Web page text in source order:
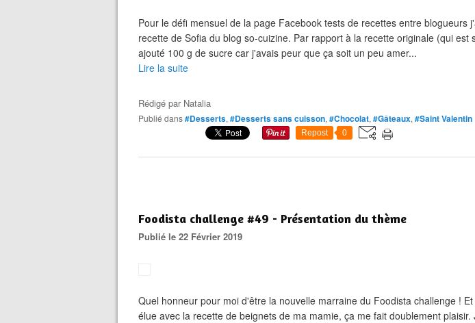
Pour le défi mensuel de la page Facebook tests de recettes entre blogueurs
recette de Sofia du blog so-cuizine. Par rapport à la recette originale (qui est
ajouté 100 g de sucre car j'avais peur que ça soit un peu amer...
Lire la suite
Rédigé par Natalia
Publié dans#Desserts, #Desserts sans cuisson, #Chocolat, #Gâteaux, #Saint Valentin
Repost 0
Foodista challenge #49 - Présentation du thème
Publié le 22 Février 2019
Quel honneur pour moi d'être la nouvelle marraine du Foodista challenge !
élue avec la recette de beignets de ma mamie, ça me fait doublement plaisir.